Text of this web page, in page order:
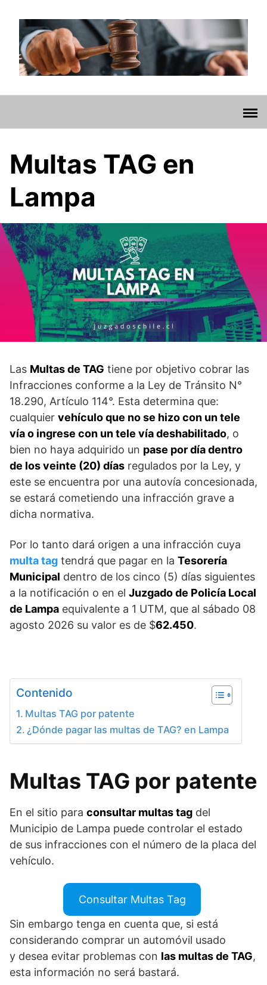
contenido
Multas TAG en
Lampa
Las Multas de TAG tiene por objetivo cobrar las
Infracciones conforme a la Ley de Tránsito N°
18.290, Artículo 114°. Esta determina que:
cualquier vehículo que no se hizo con un tele
vía o ingrese con un tele vía deshabilitado, o
bien no haya adquirido un pase por día dentro
de los veinte (20) días regulados por la Ley, y
este se encuentra por una autovía concesionada,
se estará cometiendo una infracción grave a
dicha normativa.
Por lo tanto dará origen a una infracción cuya
multa tag tendrá que pagar en la Tesorería
Municipal dentro de los cinco (5) días siguientes
a la notificación o en el Juzgado de Policía Local
de Lampa equivalente a 1 UTM, que al sábado 08
agosto 2026 su valor es de $62.450.
Contenido
Multas TAG por patente
¿Dónde pagar las multas de TAG? en Lampa
Multas TAG por patente
En el sitio para consultar multas tag del
Municipio de Lampa puede controlar el estado
de sus infracciones con el número de la placa del
vehículo.
Consultar Multas Tag
Sin embargo tenga en cuenta que, si está
considerando comprar un automóvil usado
y desea evitar problemas con las multas de TAG,
esta información no será bastará.